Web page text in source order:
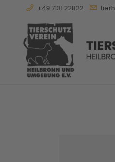
+49 7131 22822